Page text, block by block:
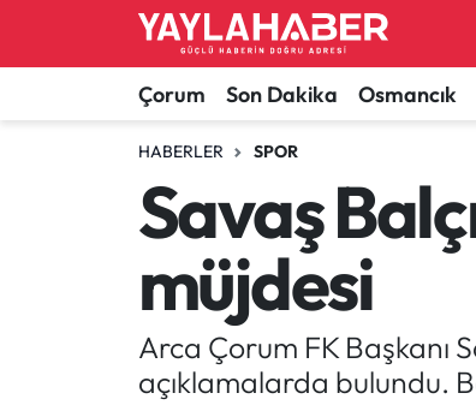
Çorum Son Dakika Osmancık
HABERLER SPOR
Savaş
müjdesi
Arca Çorum FK Başkanı
açıklamalarda bulundu.
Alaca Haberleri
Bayat Haberleri
Bilgi - Keşfet Haberleri
Bilim ve Teknoloji
Boğazkale Haberleri
Çorum Haberleri
Çorum Nöbetçi Eczaneler
Çorum Hava Durumu
Çorum Namaz Vakitleri
Çorum Trafik Yoğunluk Haritası
TFF 1.Lig Puan Durumu ve Fikstür
Tüm Manşetler